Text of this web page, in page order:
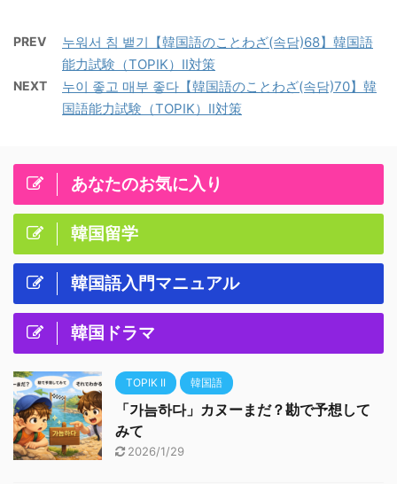
PREV
누워서 침 뱉기【韓国語のことわざ(속담)68】韓国語
能力試験（TOPIK）Ⅱ対策
NEXT
누이 좋고 매부 좋다【韓国語のことわざ(속담)70】韓
国語能力試験（TOPIK）Ⅱ対策
あなたのお気に入り
韓国留学
韓国語入門マニュアル
韓国ドラマ
TOPIK II 韓国語
「가늠하다」カヌーまだ？勘で予想して
みて
2026/1/29